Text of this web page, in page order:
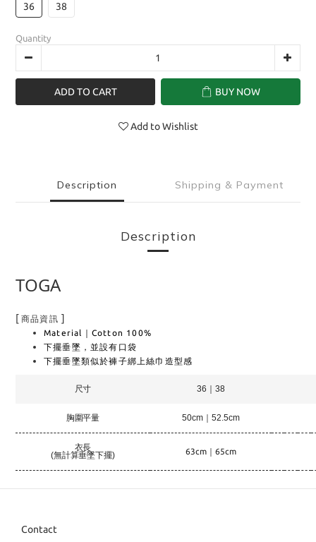
36 38
Quantity
ADD TO CART BUY NOW
Add to Wishlist
Description Shipping & Payment
Description
TOGA
[ 商品資訊 ]
Material｜Cotton 100%
下擺垂墜，並設有口袋
下擺垂墜類似於褲子綁上絲巾造型感
尺寸 36｜38
胸圍平量 50cm｜52.5cm
衣長
(無計算垂墜下擺) 63cm｜65cm
Contact